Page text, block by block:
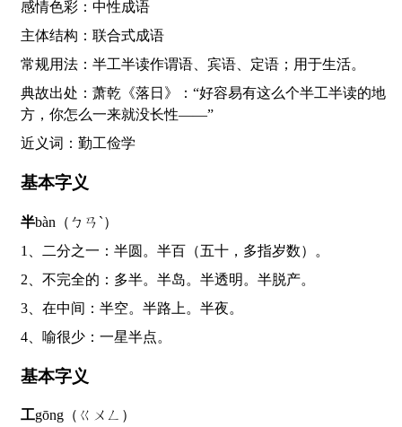
感情色彩：中性成语
主体结构：联合式成语
常规用法：半工半读作谓语、宾语、定语；用于生活。
典故出处：萧乾《落日》：“好容易有这么个半工半读的地
方，你怎么一来就没长性——”
近义词：勤工俭学
基本字义
半bàn（ㄅㄢˋ）
1、二分之一：半圆。半百（五十，多指岁数）。
2、不完全的：多半。半岛。半透明。半脱产。
3、在中间：半空。半路上。半夜。
4、喻很少：一星半点。
基本字义
工gōng（ㄍㄨㄥ）